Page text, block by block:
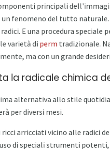
principali
un fenomeno del tutto
E una procedura
varietà di perm tradizionale.
ma con un grande
la radicale chimica
alternativa allo stile
per diversi mesi.
arricciati vicino alle radici
di speciali strumenti